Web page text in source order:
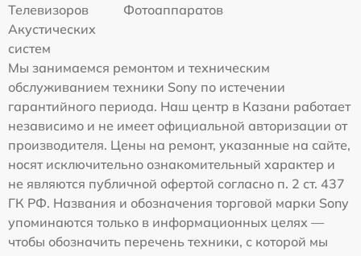
Телевизоров
Фотоаппаратов
Акустических
систем
Мы занимаемся ремонтом и техническим
обслуживанием техники Sony по истечении
гарантийного периода. Наш центр в Казани работает
независимо и не имеет официальной авторизации от
производителя. Цены на ремонт, указанные на сайте,
носят исключительно ознакомительный характер и
не являются публичной офертой согласно п. 2 ст. 437
ГК РФ. Названия и обозначения торговой марки Sony
упоминаются только в информационных целях —
чтобы обозначить перечень техники, с которой мы